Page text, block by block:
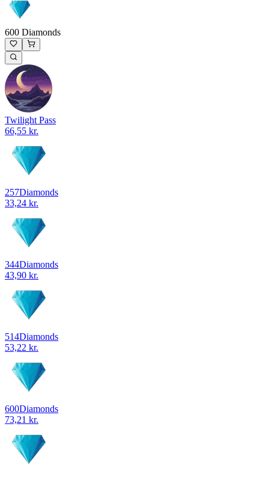
600 Diamonds
Twilight Pass
66,55 kr.
257Diamonds
33,24 kr.
344Diamonds
43,90 kr.
514Diamonds
53,22 kr.
600Diamonds
73,21 kr.